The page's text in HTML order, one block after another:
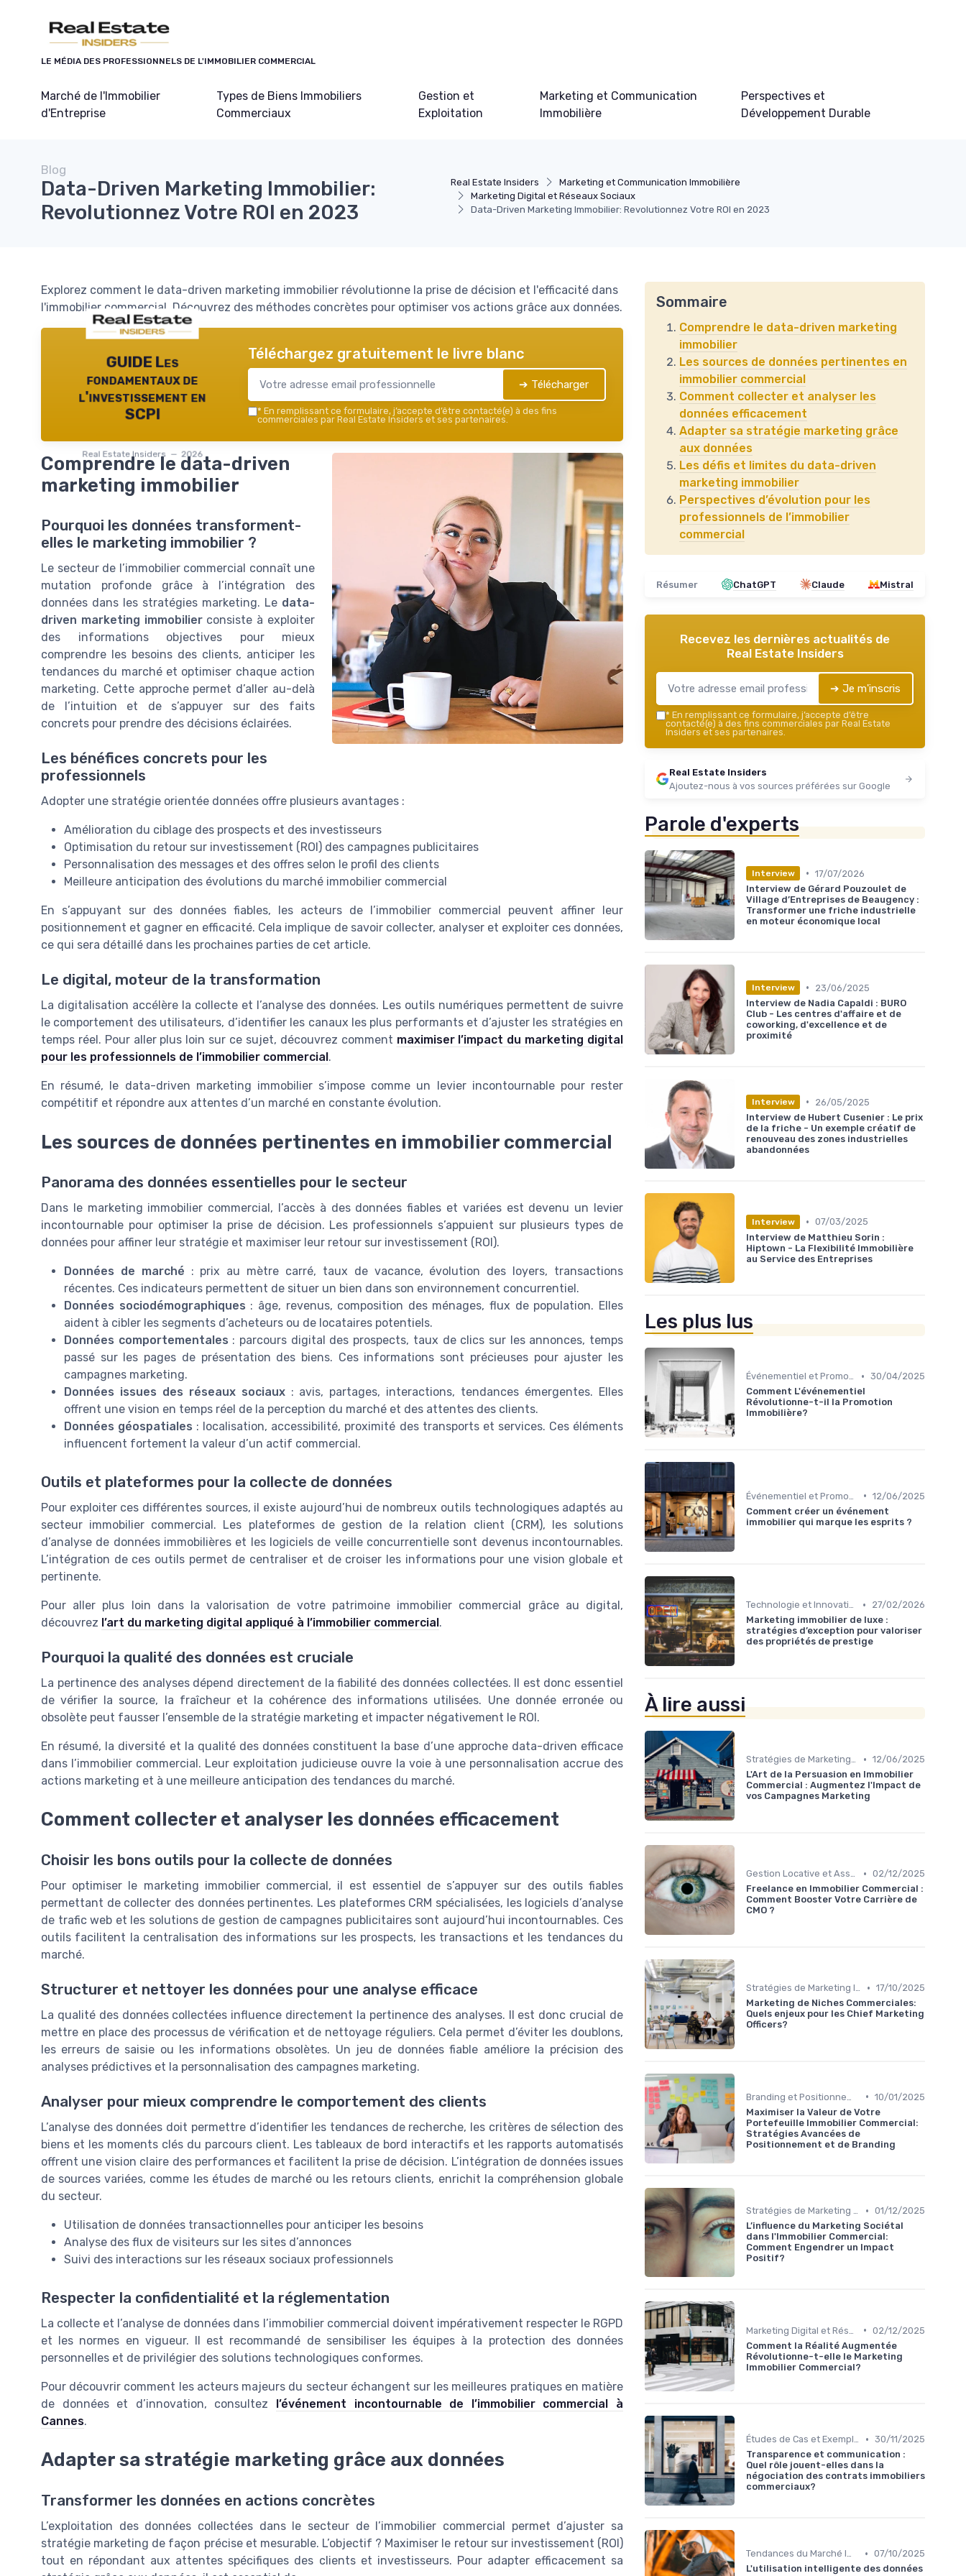
LE MÉDIA DES PROFESSIONNELS DE L'IMMOBILIER COMMERCIAL
Marché de l'Immobilier
d'Entreprise
Types de Biens Immobiliers
Commerciaux
Gestion et
Exploitation
Marketing et Communication
Immobilière
Perspectives et
Développement Durable
Real Estate Insiders
Marketing et Communication Immobilière
Marketing Digital et Réseaux Sociaux
Data-Driven Marketing Immobilier: Revolutionnez Votre ROI en 2023
Blog
Data-Driven Marketing Immobilier:
Revolutionnez Votre ROI en 2023
Explorez comment le data-driven marketing immobilier révolutionne la prise de décision et l'efficacité dans
l'immobilier commercial. Découvrez des méthodes concrètes pour optimiser vos actions grâce aux données.
GUIDE Les
fondamentaux de
l'investissement en
SCPI
Real Estate Insiders — 2026
Téléchargez gratuitement le livre blanc
➔ Télécharger
* En remplissant ce formulaire, j’accepte d’être contacté(e) à des fins
commerciales par Real Estate Insiders et ses partenaires.
Comprendre le data-driven
marketing immobilier
Pourquoi les données transforment-
elles le marketing immobilier ?
Le secteur de l’immobilier commercial connaît une
mutation profonde grâce à l’intégration des
données dans les stratégies marketing. Le data-
driven marketing immobilierconsiste à exploiter
des informations objectives pour mieux
comprendre les besoins des clients, anticiper les
tendances du marché et optimiser chaque action
marketing. Cette approche permet d’aller au-delà
de l’intuition et de s’appuyer sur des faits
concrets pour prendre des décisions éclairées.
Les bénéfices concrets pour les
professionnels
Adopter une stratégie orientée données offre plusieurs avantages :
Amélioration du ciblage des prospects et des investisseurs
Optimisation du retour sur investissement (ROI) des campagnes publicitaires
Personnalisation des messages et des offres selon le profil des clients
Meilleure anticipation des évolutions du marché immobilier commercial
En s’appuyant sur des données fiables, les acteurs de l’immobilier commercial peuvent affiner leur
positionnement et gagner en efficacité. Cela implique de savoir collecter, analyser et exploiter ces données,
ce qui sera détaillé dans les prochaines parties de cet article.
Le digital, moteur de la transformation
La digitalisation accélère la collecte et l’analyse des données. Les outils numériques permettent de suivre
le comportement des utilisateurs, d’identifier les canaux les plus performants et d’ajuster les stratégies en
temps réel. Pour aller plus loin sur ce sujet, découvrez comment maximiser l’impact du marketing digital
pour les professionnels de l’immobilier commercial .
En résumé, le data-driven marketing immobilier s’impose comme un levier incontournable pour rester
compétitif et répondre aux attentes d’un marché en constante évolution.
Les sources de données pertinentes en immobilier commercial
Panorama des données essentielles pour le secteur
Dans le marketing immobilier commercial, l’accès à des données fiables et variées est devenu un levier
incontournable pour optimiser la prise de décision. Les professionnels s’appuient sur plusieurs types de
données pour affiner leur stratégie et maximiser leur retour sur investissement (ROI).
Données de marché : prix au mètre carré, taux de vacance, évolution des loyers, transactions
récentes. Ces indicateurs permettent de situer un bien dans son environnement concurrentiel.
Données sociodémographiques : âge, revenus, composition des ménages, flux de population. Elles
aident à cibler les segments d’acheteurs ou de locataires potentiels.
Données comportementales : parcours digital des prospects, taux de clics sur les annonces, temps
passé sur les pages de présentation des biens. Ces informations sont précieuses pour ajuster les
campagnes marketing.
Données issues des réseaux sociaux: avis, partages, interactions, tendances émergentes. Elles
offrent une vision en temps réel de la perception du marché et des attentes des clients.
Données géospatiales : localisation, accessibilité, proximité des transports et services. Ces éléments
influencent fortement la valeur d’un actif commercial.
Outils et plateformes pour la collecte de données
Pour exploiter ces différentes sources, il existe aujourd’hui de nombreux outils technologiques adaptés au
secteur immobilier commercial. Les plateformes de gestion de la relation client (CRM), les solutions
d’analyse de données immobilières et les logiciels de veille concurrentielle sont devenus incontournables.
L’intégration de ces outils permet de centraliser et de croiser les informations pour une vision globale et
pertinente.
Pour aller plus loin dans la valorisation de votre patrimoine immobilier commercial grâce au digital,
découvrez l’art du marketing digital appliqué à l’immobilier commercial.
Pourquoi la qualité des données est cruciale
La pertinence des analyses dépend directement de la fiabilité des données collectées. Il est donc essentiel
de vérifier la source, la fraîcheur et la cohérence des informations utilisées. Une donnée erronée ou
obsolète peut fausser l’ensemble de la stratégie marketing et impacter négativement le ROI.
En résumé, la diversité et la qualité des données constituent la base d’une approche data-driven efficace
dans l’immobilier commercial. Leur exploitation judicieuse ouvre la voie à une personnalisation accrue des
actions marketing et à une meilleure anticipation des tendances du marché.
Comment collecter et analyser les données efficacement
Choisir les bons outils pour la collecte de données
Pour optimiser le marketing immobilier commercial, il est essentiel de s’appuyer sur des outils fiables
permettant de collecter des données pertinentes. Les plateformes CRM spécialisées, les logiciels d’analyse
de trafic web et les solutions de gestion de campagnes publicitaires sont aujourd’hui incontournables. Ces
outils facilitent la centralisation des informations sur les prospects, les transactions et les tendances du
marché.
Structurer et nettoyer les données pour une analyse efficace
La qualité des données collectées influence directement la pertinence des analyses. Il est donc crucial de
mettre en place des processus de vérification et de nettoyage réguliers. Cela permet d’éviter les doublons,
les erreurs de saisie ou les informations obsolètes. Un jeu de données fiable améliore la précision des
analyses prédictives et la personnalisation des campagnes marketing.
Analyser pour mieux comprendre le comportement des clients
L’analyse des données doit permettre d’identifier les tendances de recherche, les critères de sélection des
biens et les moments clés du parcours client. Les tableaux de bord interactifs et les rapports automatisés
offrent une vision claire des performances et facilitent la prise de décision. L’intégration de données issues
de sources variées, comme les études de marché ou les retours clients, enrichit la compréhension globale
du secteur.
Utilisation de données transactionnelles pour anticiper les besoins
Analyse des flux de visiteurs sur les sites d’annonces
Suivi des interactions sur les réseaux sociaux professionnels
Respecter la confidentialité et la réglementation
La collecte et l’analyse de données dans l’immobilier commercial doivent impérativement respecter le RGPD
et les normes en vigueur. Il est recommandé de sensibiliser les équipes à la protection des données
personnelles et de privilégier des solutions technologiques conformes.
Pour découvrir comment les acteurs majeurs du secteur échangent sur les meilleures pratiques en matière
de données et d’innovation, consultez
l’événement incontournable de l’immobilier commercial à
Cannes.
Adapter sa stratégie marketing grâce aux données
Transformer les données en actions concrètes
L’exploitation des données collectées dans le secteur de l’immobilier commercial permet d’ajuster sa
stratégie marketing de façon précise et mesurable. L’objectif ? Maximiser le retour sur investissement (ROI)
tout en répondant aux attentes spécifiques des clients et investisseurs. Pour adapter efficacement sa
Sommaire
Comprendre le data-driven marketing
immobilier
Les sources de données pertinentes en
immobilier commercial
Comment collecter et analyser les
données efficacement
Adapter sa stratégie marketing grâce
aux données
Les défis et limites du data-driven
marketing immobilier
Perspectives d’évolution pour les
professionnels de l’immobilier
commercial
Résumer ChatGPT Claude Mistral
Recevez les dernières actualités de
Real Estate Insiders
➔ Je m'inscris
* En remplissant ce formulaire, j’accepte d’être
contacté(e) à des fins commerciales par Real Estate
Insiders et ses partenaires.
Real Estate Insiders
Ajoutez-nous à vos sources préférées sur Google
Parole d'experts
Interview • 17/07/2026
Interview de Gérard Pouzoulet de
Village d’Entreprises de Beaugency :
Transformer une friche industrielle
en moteur économique local
Interview •
23/06/2025
Interview de Nadia Capaldi : BURO
Club - Les centres d'affaire et de
coworking, d'excellence et de
proximité
Interview •
26/05/2025
Interview de Hubert Cusenier : Le prix
de la friche - Un exemple créatif de
renouveau des zones industrielles
abandonnées
Interview • 07/03/2025
Interview de Matthieu Sorin :
Hiptown - La Flexibilité Immobilière
au Service des Entreprises
Les plus lus
Événementiel et Promotion Immobilière • 30/04/2025
Comment L'événementiel
Révolutionne-t-il la Promotion
Immobilière?
• 12/06/2025
Comment créer un événement
immobilier qui marque les esprits ?
Technologie et Innovation en Gestion Immobilière •
27/02/2026
Marketing immobilier de luxe :
stratégies d’exception pour valoriser
des propriétés de prestige
À lire aussi
Stratégies de Marketing Immobilier • 12/06/2025
L'Art de la Persuasion en Immobilier
Commercial : Augmentez l'Impact de
vos Campagnes Marketing
Gestion Locative et Asset Management • 02/12/2025
Freelance en Immobilier Commercial :
Comment Booster Votre Carrière de
CMO ?
Stratégies de Marketing Immobilier • 17/10/2025
Marketing de Niches Commerciales:
Quels enjeux pour les Chief Marketing
Officers?
• 10/01/2025
Maximiser la Valeur de Votre
Portefeuille Immobilier Commercial:
Stratégies Avancées de
Positionnement et de Branding
Stratégies de Marketing Immobilier • 01/12/2025
L’influence du Marketing Sociétal
dans l'Immobilier Commercial:
Comment Engendrer un Impact
Positif?
• 02/12/2025
Comment la Réalité Augmentée
Révolutionne-t-elle le Marketing
Immobilier Commercial?
Études de Cas et Exemples de Réussite • 30/11/2025
Transparence et communication :
Quel rôle jouent-elles dans la
négociation des contrats immobiliers
commerciaux?
Tendances du Marché Immobilier Commercial • 07/10/2025
L'utilisation intelligente des données